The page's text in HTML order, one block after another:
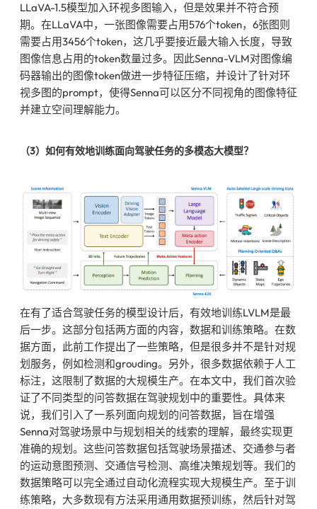
LLaVA-1.5模型加入环视多图输入，但是效果并不符合预
期。在LLaVA中，一张图像需要占用576个token，6张图则
需要占用3456个token，这几乎要接近最大输入长度，导致
图像信息占用的token数量过多。因此Senna-VLM对图像编
码器输出的图像token做进一步特征压缩，并设计了针对环
视多图的prompt，使得Senna可以区分不同视角的图像特征
并建立空间理解能力。
（3）如何有效地训练面向驾驶任务的多模态大模型？
在有了适合驾驶任务的模型设计后，有效地训练LVLM是最
后一步。这部分包括两方面的内容，数据和训练策略。在数
据方面，此前工作提出了一些策略，但是很多并不是针对规
划服务，例如检测和grouding。另外，很多数据依赖于人工
标注，这限制了数据的大规模生产。在本文中，我们首次验
证了不同类型的问答数据在驾驶规划中的重要性。具体来
说，我们引入了一系列面向规划的问答数据，旨在增强
Senna对驾驶场景中与规划相关的线索的理解，最终实现更
准确的规划。这些问答数据包括驾驶场景描述、交通参与者
的运动意图预测、交通信号检测、高维决策规划等。我们的
数据策略可以完全通过自动化流程实现大规模生产。至于训
练策略，大多数现有方法采用通用数据预训练，然后针对驾